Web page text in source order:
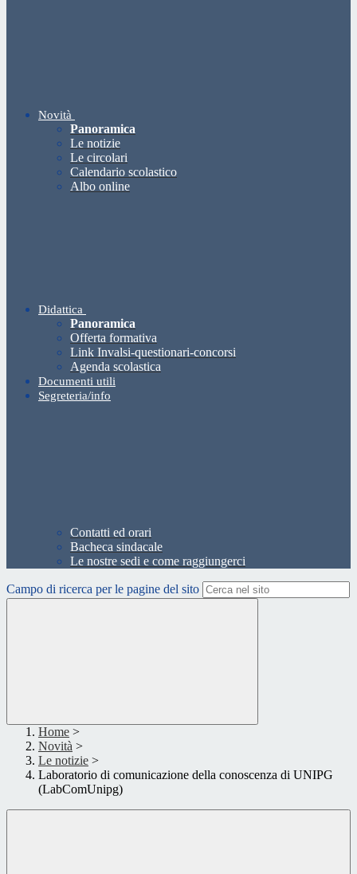
Novità
Panoramica
Le notizie
Le circolari
Calendario scolastico
Albo online
Didattica
Panoramica
Offerta formativa
Link Invalsi-questionari-concorsi
Agenda scolastica
Documenti utili
Segreteria/info
Contatti ed orari
Bacheca sindacale
Le nostre sedi e come raggiungerci
Campo di ricerca per le pagine del sito
Home >
Novità >
Le notizie >
Laboratorio di comunicazione della conoscenza di UNIPG
(LabComUnipg)